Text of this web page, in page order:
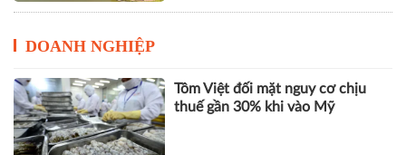
DOANH NGHIỆP
Tôm Việt đối mặt nguy cơ chịu
thuế gần 30% khi vào Mỹ